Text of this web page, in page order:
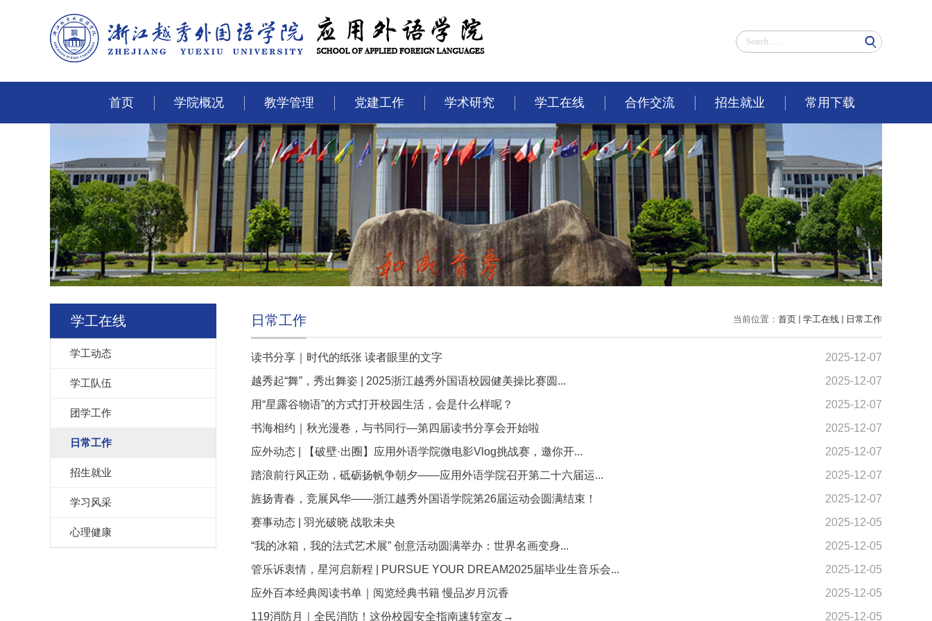
首页 学院概况 教学管理 党建工作 学术研究 学工在线 合作交流 招生就业 常用下载
学工在线
学工动态
学工队伍
团学工作
日常工作
招生就业
学习风采
心理健康
当前位置： 首页 学工在线 日常工作
日常工作
读书分享｜时代的纸张 读者眼里的文字
2025-12-07
越秀起“舞”，秀出舞姿 | 2025浙江越秀外国语校园健美操比赛圆...
2025-12-07
用“星露谷物语”的方式打开校园生活，会是什么样呢？
2025-12-07
书海相约｜秋光漫卷，与书同行—第四届读书分享会开始啦
2025-12-07
应外动态 | 【破壁·出圈】应用外语学院微电影Vlog挑战赛，邀你开...
2025-12-07
踏浪前行风正劲，砥砺扬帆争朝夕——应用外语学院召开第二十六届运...
2025-12-07
旌扬青春，竞展风华——浙江越秀外国语学院第26届运动会圆满结束！
2025-12-07
赛事动态 | 羽光破晓 战歌未央
2025-12-05
“我的冰箱，我的法式艺术展” 创意活动圆满举办：世界名画变身...
2025-12-05
管乐诉衷情，星河启新程 | PURSUE YOUR DREAM2025届毕业生音乐会...
2025-12-05
应外百本经典阅读书单｜阅览经典书籍 慢品岁月沉香
2025-12-05
119消防月｜全民消防！这份校园安全指南速转室友→
2025-12-05